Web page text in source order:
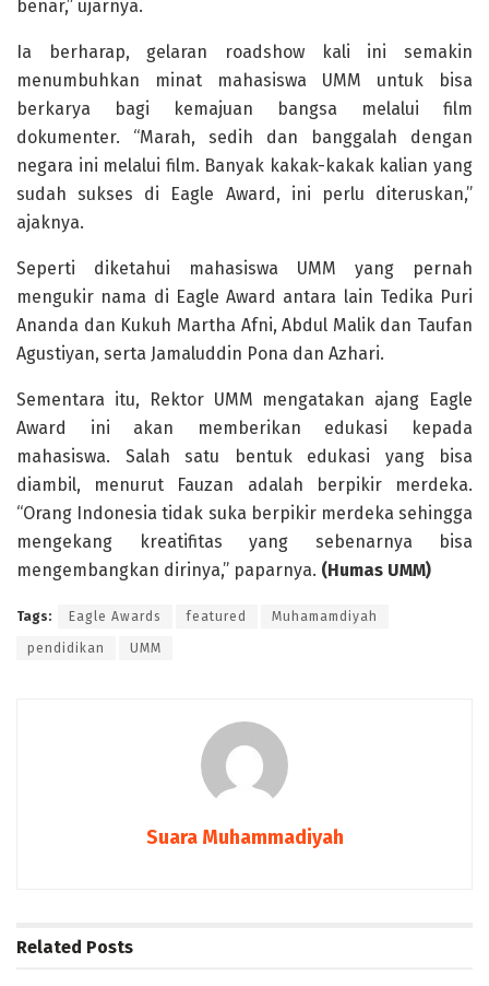
benar,” ujarnya.
Ia berharap, gelaran roadshow kali ini semakin
menumbuhkan minat mahasiswa UMM untuk bisa
berkarya bagi kemajuan bangsa melalui film
dokumenter. “Marah, sedih dan banggalah dengan
negara ini melalui film. Banyak kakak-kakak kalian yang
sudah sukses di Eagle Award, ini perlu diteruskan,”
ajaknya.
Seperti diketahui mahasiswa UMM yang pernah
mengukir nama di Eagle Award antara lain Tedika Puri
Ananda dan Kukuh Martha Afni, Abdul Malik dan Taufan
Agustiyan, serta Jamaluddin Pona dan Azhari.
Sementara itu, Rektor UMM mengatakan ajang Eagle
Award ini akan memberikan edukasi kepada
mahasiswa. Salah satu bentuk edukasi yang bisa
diambil, menurut Fauzan adalah berpikir merdeka.
“Orang Indonesia tidak suka berpikir merdeka sehingga
mengekang kreatifitas yang sebenarnya bisa
mengembangkan dirinya,” paparnya. (Humas UMM)
Tags: Eagle Awards featured Muhamamdiyah
pendidikan UMM
Suara Muhammadiyah
Related Posts